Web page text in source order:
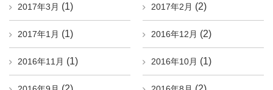
2017年3月 (1) 2017年2月 (2)
2017年1月 (1) 2016年12月 (2)
2016年11月 (1) 2016年10月 (1)